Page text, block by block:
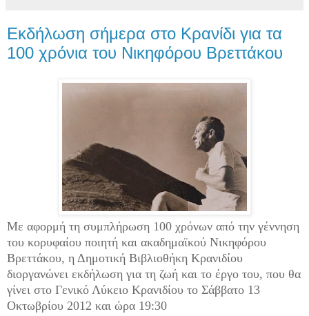
Εκδήλωση σήμερα στο Κρανίδι για τα
100 χρόνια του Νικηφόρου Βρεττάκου
Mε αφορμή τη συμπλήρωση 100 χρόνων από την γέννηση
του κορυφαίου ποιητή και ακαδημαϊκού Νικηφόρου
Βρεττάκου, η Δημοτική Βιβλιοθήκη Κρανιδίου
διοργανώνει εκδήλωση για τη ζωή και το έργο του, που θα
γίνει στο Γενικό Λύκειο Κρανιδίου το Σάββατο 13
Οκτωβρίου 2012 και ώρα 19:30